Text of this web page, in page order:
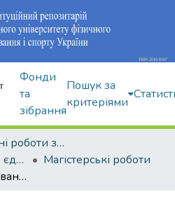
Фонди
та
зібрання
Пошук за
критеріями
Кваліфікаційні роботи здобувачів вищої освіти
Кафедра спортивних єдиноборств та силових видів спорту
Магістерські роботи
Асиметричне регулювання техніко-тактичних дій борців 15-16 років з урахуванням їх індивідуального стилю